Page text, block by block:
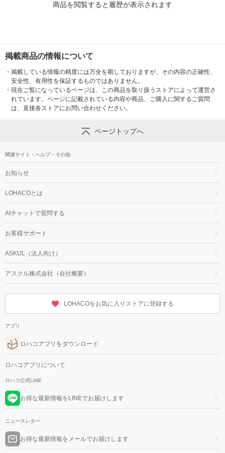
商品を閲覧すると履歴が表示されます
掲載商品の情報について
・ 掲載している情報の精度には万全を期しておりますが、その内容の正確性、
安全性、有用性を保証するものではありません。
・ 現在ご覧になっているページは、この商品を取り扱うストアによって運営さ
れています。ページに記載されている内容や商品、ご購入に関するご質問
は、直接各ストアにお問い合わせください。
ページトップへ
関連サイト・ヘルプ・その他
お知らせ
LOHACOとは
AIチャットで質問する
お客様サポート
ASKUL（法人向け）
アスクル株式会社（会社概要）
LOHACOをお気に入りストアに登録する
アプリ
ロハコアプリをダウンロード
ロハコアプリについて
ロハコ公式LINE
お得な最新情報をLINEでお届けします
ニュースレター
お得な最新情報をメールでお届けします